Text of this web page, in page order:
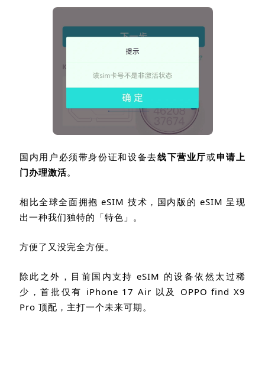
国内用户必须带身份证和设备去线下营业厅或申请上
门办理激活。
相比全球全面拥抱eSIM技术，国内版的 eSIM 呈现
出一种我们独特的「特色」。
方便了又没完全方便。
除此之外，目前国内支持eSIM 的设备依然太过稀
少，首批仅有 iPhone 17 Air 以及 OPPO find X9
Pro 顶配，主打一个未来可期。